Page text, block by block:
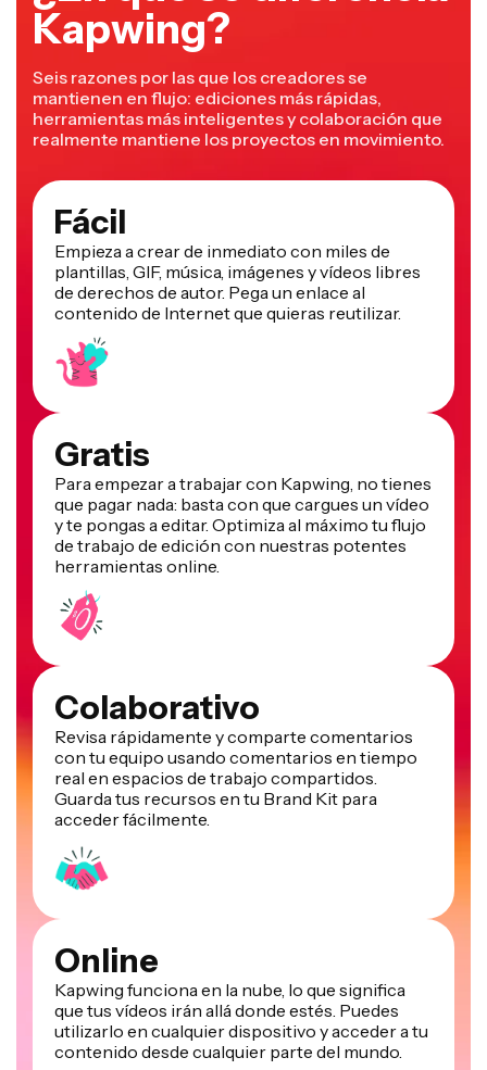
Kapwing?
Seis razones por las que los creadores se
mantienen en flujo: ediciones más rápidas,
herramientas más inteligentes y colaboración que
realmente mantiene los proyectos en movimiento.
Fácil
Empieza a crear de inmediato con miles de
plantillas, GIF, música, imágenes y vídeos libres
de derechos de autor. Pega un enlace al
contenido de Internet que quieras reutilizar.
Gratis
Para empezar a trabajar con Kapwing, no tienes
que pagar nada: basta con que cargues un vídeo
y te pongas a editar. Optimiza al máximo tu flujo
de trabajo de edición con nuestras potentes
herramientas online.
Colaborativo
Revisa rápidamente y comparte comentarios
con tu equipo usando comentarios en tiempo
real en espacios de trabajo compartidos.
Guarda tus recursos en tu Brand Kit para
acceder fácilmente.
Online
Kapwing funciona en la nube, lo que significa
que tus vídeos irán allá donde estés. Puedes
utilizarlo en cualquier dispositivo y acceder a tu
contenido desde cualquier parte del mundo.